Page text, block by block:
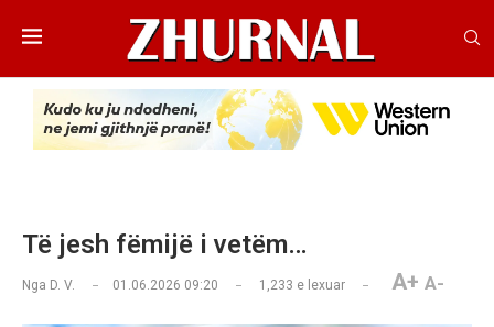
Të jesh fëmijë i vetëm…
Nga D. V. 01.06.2026 09:20 1,233 e lexuar A+ A-